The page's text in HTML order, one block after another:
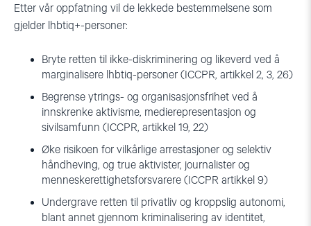
Etter vår oppfatning vil de lekkede bestemmelsene som
gjelder lhbtiq+-personer:
Bryte retten til ikke-diskriminering og likeverd ved å
marginalisere lhbtiq-personer (ICCPR, artikkel 2, 3, 26)
Begrense ytrings- og organisasjonsfrihet ved å
innskrenke aktivisme, medierepresentasjon og
sivilsamfunn (ICCPR, artikkel 19, 22)
Øke risikoen for vilkårlige arrestasjoner og selektiv
håndheving, og true aktivister, journalister og
menneskerettighetsforsvarere (ICCPR artikkel 9)
Undergrave retten til privatliv og kroppslig autonomi,
blant annet gjennom kriminalisering av identitet,